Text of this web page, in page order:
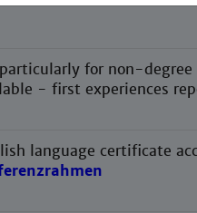
for non-degree
- first experiences
language certificate